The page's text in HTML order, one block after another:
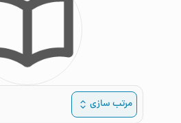
مرتب سازی